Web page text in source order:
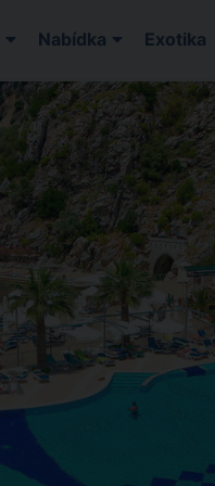
Nabídka Exotika